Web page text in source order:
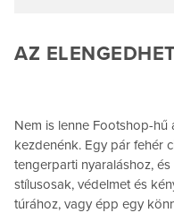
AZ
Nem is lenne Footshop-hű
kezdenénk. Egy pár fehér
tengerparti nyaraláshoz,
stílusosak, védelmet és
túrához, vagy épp egy